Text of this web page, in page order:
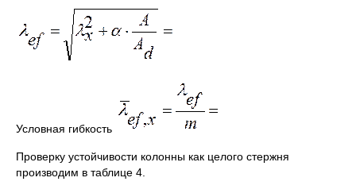
Условная гибкость
Проверку устойчивости колонны как целого стержня
производим в таблице 4.